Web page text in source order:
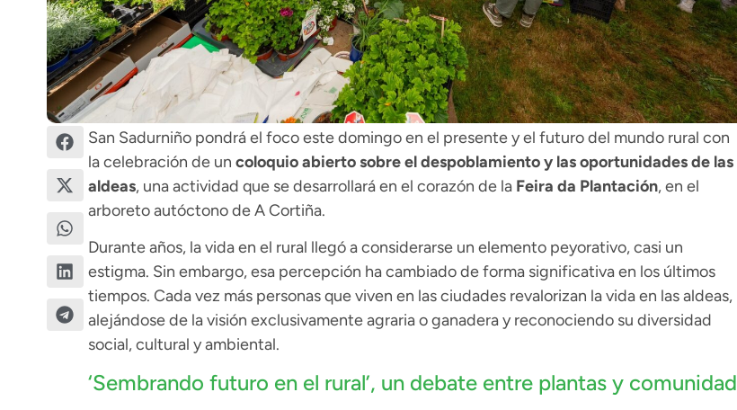
San Sadurniño pondrá el foco este domingo en el presente y el futuro del mundo rural con
la celebración de un coloquio abierto sobre el despoblamiento y las oportunidades de las
aldeas, una actividad que se desarrollará en el corazón de la Feira da Plantación, en el
arboreto autóctono de A Cortiña.
Durante años, la vida en el rural llegó a considerarse un elemento peyorativo, casi un
estigma. Sin embargo, esa percepción ha cambiado de forma significativa en los últimos
tiempos. Cada vez más personas que viven en las ciudades revalorizan la vida en las aldeas,
alejándose de la visión exclusivamente agraria o ganadera y reconociendo su diversidad
social, cultural y ambiental.
‘Sembrando futuro en el rural’, un debate entre plantas y comunidad